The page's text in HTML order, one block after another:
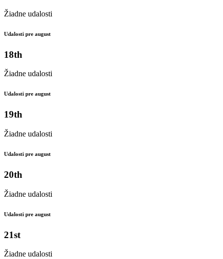
Žiadne udalosti
Udalosti pre august
18th
Žiadne udalosti
Udalosti pre august
19th
Žiadne udalosti
Udalosti pre august
20th
Žiadne udalosti
Udalosti pre august
21st
Žiadne udalosti